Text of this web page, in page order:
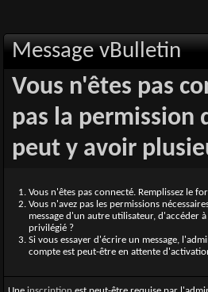
Message vBulletin
Vous n'êtes pas
pas la permission
peut y avoir
Vous n'êtes pas connecté. Remplissez le
Vous n'avez pas les permissions
message d'un autre utilisateur, d'accéder
privilégié ?
Si vous essayer d'écrire un message,
compte est peut-être en attente